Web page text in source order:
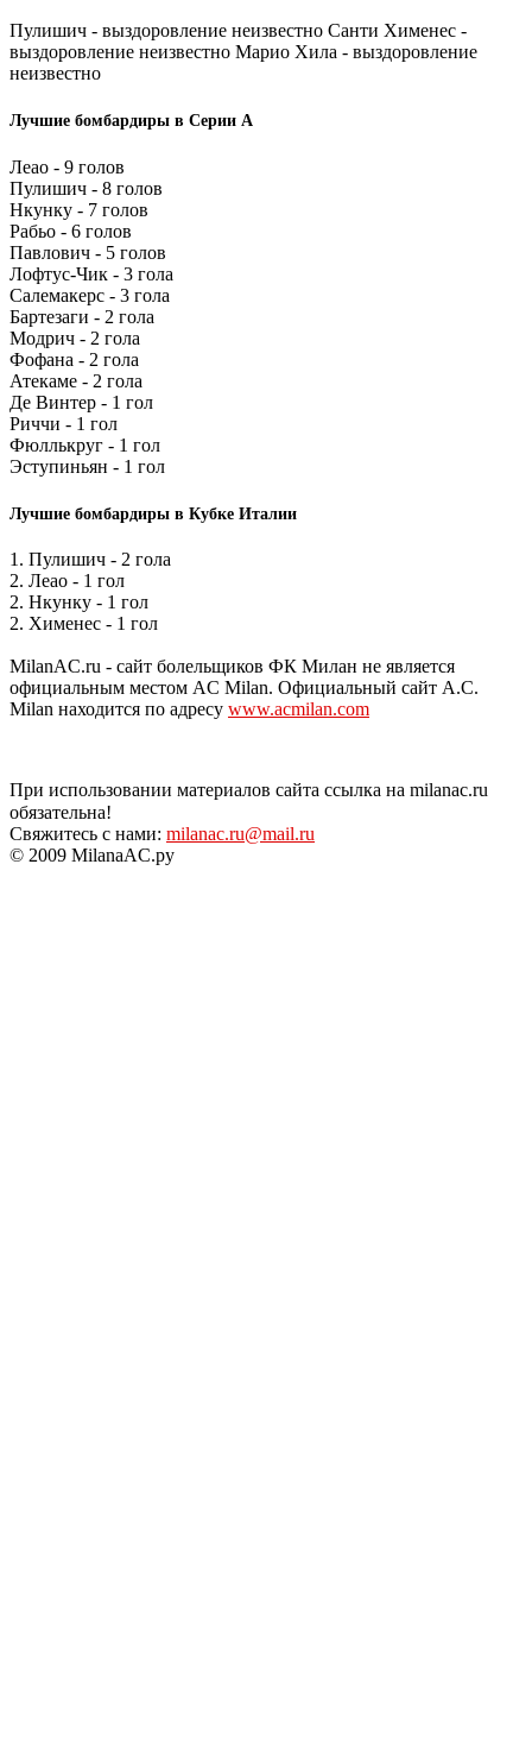
Пулишич - выздоровление неизвестно Санти Хименес -
выздоровление неизвестно Марио Хила - выздоровление
неизвестно
Лучшие бомбардиры в Серии А
Леао - 9 голов
Пулишич - 8 голов
Нкунку - 7 голов
Рабьо - 6 голов
Павлович - 5 голов
Лофтус-Чик - 3 гола
Салемакерс - 3 гола
Бартезаги - 2 гола
Модрич - 2 гола
Фофана - 2 гола
Атекаме - 2 гола
Де Винтер - 1 гол
Риччи - 1 гол
Фюллькруг - 1 гол
Эступиньян - 1 гол
Лучшие бомбардиры в Кубке Италии
1. Пулишич - 2 гола
2. Леао - 1 гол
2. Нкунку - 1 гол
2. Хименес - 1 гол
MilanAC.ru - сайт болельщиков ФК Милан не является
официальным местом AC Milan. Официальный сайт A.C.
Milan находится по адресу www.acmilan.com
При использовании материалов сайта ссылка на milanac.ru
обязательна!
Свяжитесь с нами: milanac.ru@mail.ru
© 2009 MilanaAC.ру